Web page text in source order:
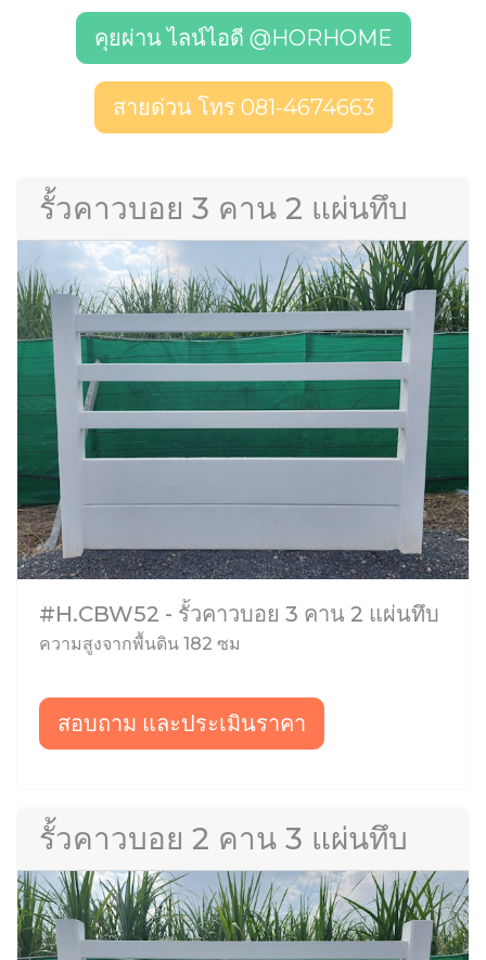
คุยผ่าน ไลน์ไอดี @HORHOME
สายด่วน โทร 081-4674663
รั้วคาวบอย 3 คาน 2 แผ่นทึบ
#H.CBW52 - รั้วคาวบอย 3 คาน 2 แผ่นทึบ
ความสูงจากพื้นดิน 182 ซม
สอบถาม และประเมินราคา
รั้วคาวบอย 2 คาน 3 แผ่นทึบ